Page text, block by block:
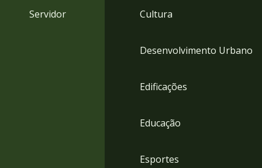
Servidor Cultura
Desenvolvimento Urbano
Edificações
Educação
Esportes